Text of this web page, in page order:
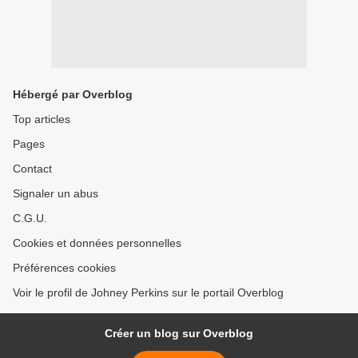
Hébergé par Overblog
Top articles
Pages
Contact
Signaler un abus
C.G.U.
Cookies et données personnelles
Préférences cookies
Voir le profil de Johney Perkins sur le portail Overblog
Créer un blog sur Overblog